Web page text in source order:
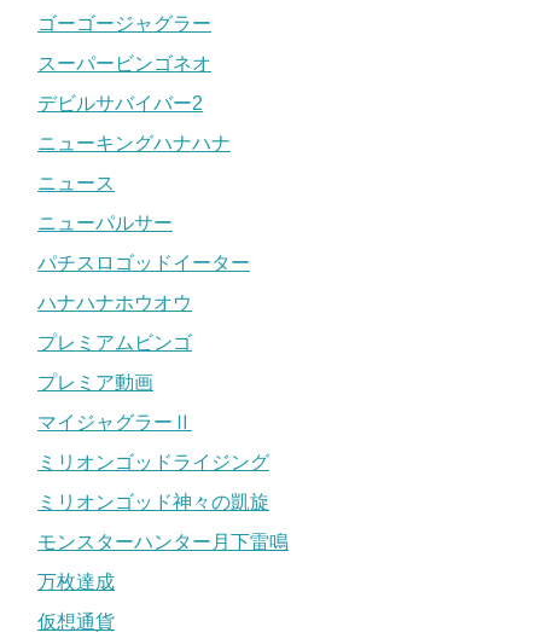
ゴーゴージャグラー
スーパービンゴネオ
デビルサバイバー2
ニューキングハナハナ
ニュース
ニューパルサー
パチスロゴッドイーター
ハナハナホウオウ
プレミアムビンゴ
プレミア動画
マイジャグラーⅡ
ミリオンゴッドライジング
ミリオンゴッド神々の凱旋
モンスターハンター月下雷鳴
万枚達成
仮想通貨